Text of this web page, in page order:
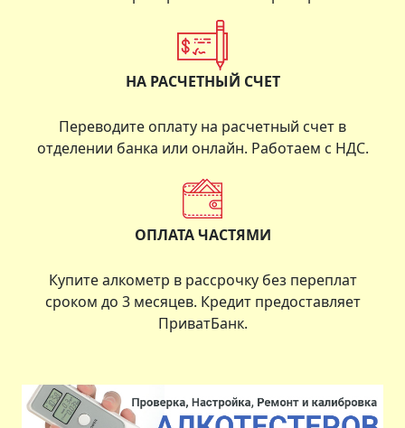
НА РАСЧЕТНЫЙ СЧЕТ
Переводите оплату на расчетный счет в
отделении банка или онлайн. Работаем с НДС.
ОПЛАТА ЧАСТЯМИ
Купите алкометр в рассрочку без переплат
сроком до 3 месяцев. Кредит предоставляет
ПриватБанк.